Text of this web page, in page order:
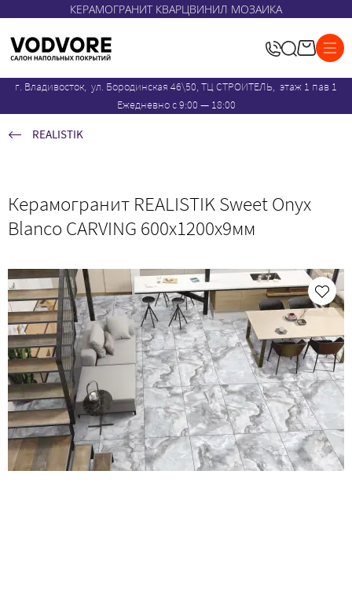
КЕРАМОГРАНИТ КВАРЦВИНИЛ МОЗАИКА
г. Владивосток, ул. Бородинская 46\50, ТЦ СТРОИТЕЛЬ, этаж 1 пав 1
Ежедневно с 9:00 — 18:00
REALISTIK
Керамогранит REALISTIK Sweet Onyx
Blanco CARVING 600x1200х9мм